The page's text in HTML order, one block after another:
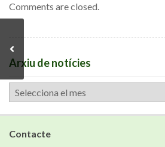
Comments are closed.
Arxiu de notícies
Arxiu
de
notícies
Contacte